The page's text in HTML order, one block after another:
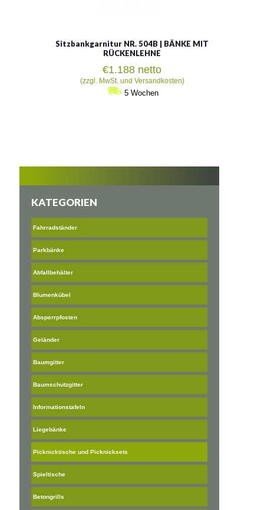
Sitzbankgarnitur NR. 504B | BÄNKE MIT
RÜCKENLEHNE
€1.188 netto
(zzgl. MwSt. und Versandkosten)
5 Wochen
KATEGORIEN
Fahrradständer
Parkbänke
Abfallbehälter
Blumenkübel
Absperrpfosten
Geländer
Baumgitter
Baumschutzgitter
Informationstafeln
Liegebänke
Picknicktische und Picknicksets
Spieltische
Betongrills